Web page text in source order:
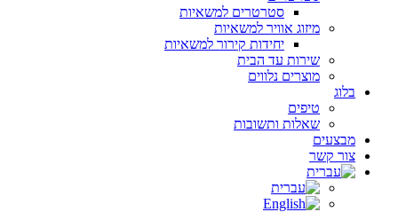
סטרטרים למשאיות
מיזוג אוויר למשאיות
יחידות קירור למשאיות
שירות עד הבית
מוצרים נלווים
בלוג
טיפים
שאלות ותשובות
מבצעים
צור קשר